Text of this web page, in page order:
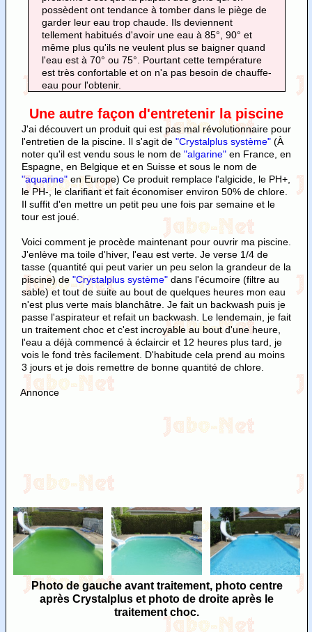
possèdent ont tendance à tomber dans le piège de
garder leur eau trop chaude. Ils deviennent
tellement habitués d'avoir une eau à 85°, 90° et
même plus qu'ils ne veulent plus se baigner quand
l'eau est à 70° ou 75°. Pourtant cette température
est très confortable et on n'a pas besoin de chauffe-
eau pour l'obtenir.
Une autre façon d'entretenir la piscine
J'ai découvert un produit qui est pas mal révolutionnaire pour
l'entretien de la piscine. Il s'agit de "Crystalplus système"(À
noter qu'il est vendu sous le nom de "algarine"en France, en
Espagne, en Belgique et en Suisse et sous le nom de
"aquarine"en Europe) Ce produit remplace l'algicide, le PH+,
le PH-, le clarifiant et fait économiser environ 50% de chlore.
Il suffit d'en mettre un petit peu une fois par semaine et le
tour est joué.
Voici comment je procède maintenant pour ouvrir ma piscine.
J'enlève ma toile d'hiver, l'eau est verte. Je verse 1/4 de
tasse (quantité qui peut varier un peu selon la grandeur de la
piscine) de "Crystalplus système"dans l'écumoire (filtre au
sable) et tout de suite au bout de quelques heures mon eau
n'est plus verte mais blanchâtre. Je fait un backwash puis je
passe l'aspirateur et refait un backwash. Le lendemain, je fait
un traitement choc et c'est incroyable au bout d'une heure,
l'eau a déjà commencé à éclaircir et 12 heures plus tard, je
vois le fond très facilement. D'habitude cela prend au moins
3 jours et je dois remettre de bonne quantité de chlore.
Annonce
Photo de gauche avant traitement, photo centre
après Crystalplus et photo de droite après le
traitement choc.